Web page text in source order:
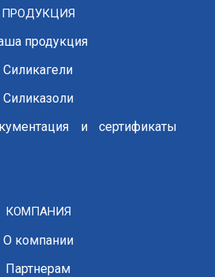
ПРОДУКЦИЯ
продукция
Силикагели
Силиказоли
и сертификаты
КОМПАНИЯ
О компании
Партнерам